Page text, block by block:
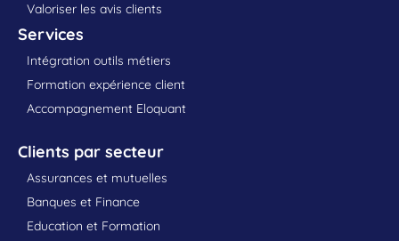
Valoriser les avis clients
Services
Intégration outils métiers
Formation expérience client
Accompagnement Eloquant
Clients par secteur
Assurances et mutuelles
Banques et Finance
Education et Formation